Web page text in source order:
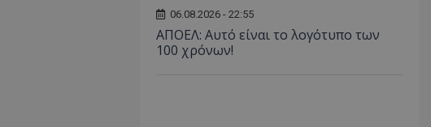
06.08.2026 - 22:55
ΑΠΟΕΛ: Αυτό είναι το λογότυπο των
100 χρόνων!